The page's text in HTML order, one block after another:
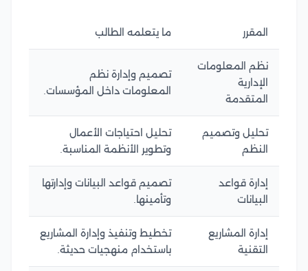
المقرر ما يتعلمه الطالب
نظم المعلومات
الإدارية
المتقدمة
تصميم وإدارة نظم
المعلومات داخل المؤسسات.
تحليل وتصميم
النظم
تحليل احتياجات الأعمال
وتطوير الأنظمة المناسبة.
إدارة قواعد
البيانات
تصميم قواعد البيانات وإدارتها
وتأمينها.
إدارة المشاريع
التقنية
تخطيط وتنفيذ وإدارة المشاريع
باستخدام منهجيات حديثة.